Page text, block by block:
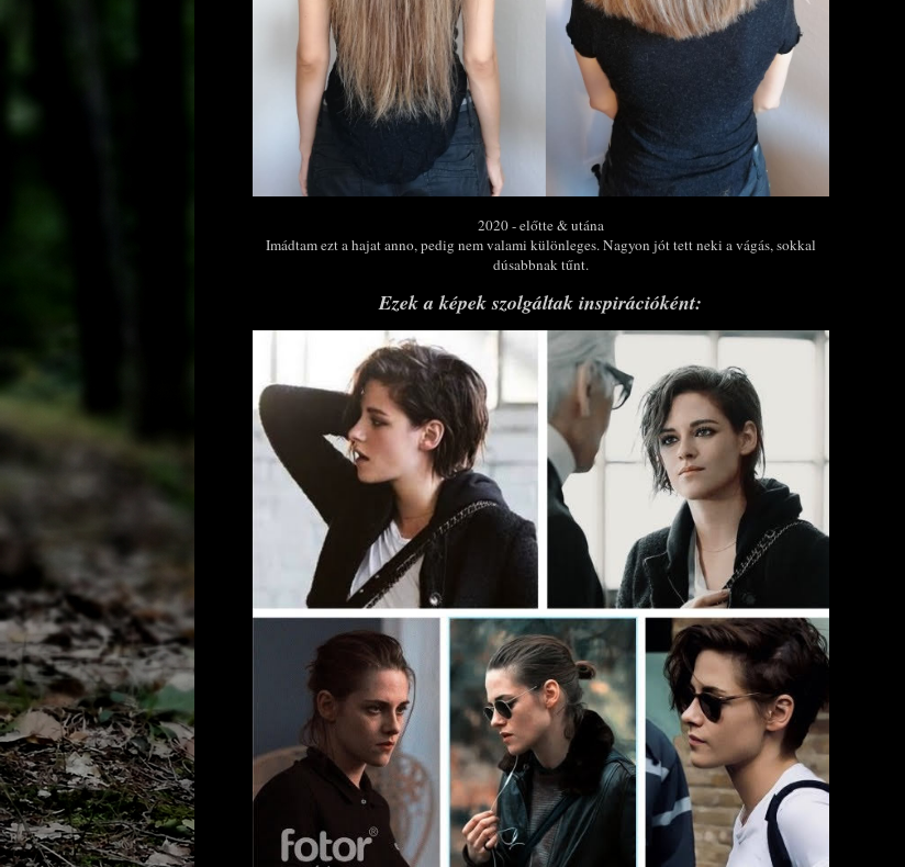
2020 - előtte & utána
Imádtam ezt a hajat anno, pedig nem valami különleges. Nagyon jót tett neki a vágás, sokkal
dúsabbnak tűnt.
Ezek a képek szolgáltak inspirációként: